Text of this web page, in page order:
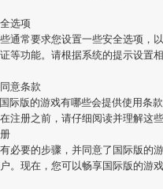
选项
通常要求您设置一些安全选项，
等功能。请根据系统的提示设置
意条款
国际版的游戏有哪些会提供使用条
注册之前，请仔细阅读并理解这
必要的步骤，并同意了国际版的
。现在，您可以畅享国际版的游